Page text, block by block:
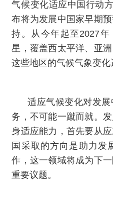
气候变化适应中国行动
布将为发展中国家早期
持。从今年起至2027
星，覆盖西太平洋、亚
这些地区的气候气象变化
适应气候变化对发
务，不可能一蹴而就。
身适应能力，首先要从
国采取的方向是助力发
作，这一领域将成为下
重要议题。